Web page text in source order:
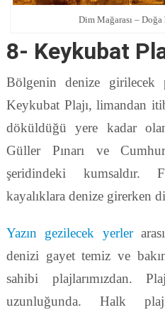
Dim Mağarası –
8- Keykubat
Bölgenin denize girilecek
Keykubat Plajı, limandan
döküldüğü yere kadar
Güller Pınarı ve
şeridindeki kumsaldır.
kayalıklara denize girerken
Yazın gezilecek yerler
denizi gayet temiz ve
sahibi plajlarımızdan.
uzunluğunda. Halk